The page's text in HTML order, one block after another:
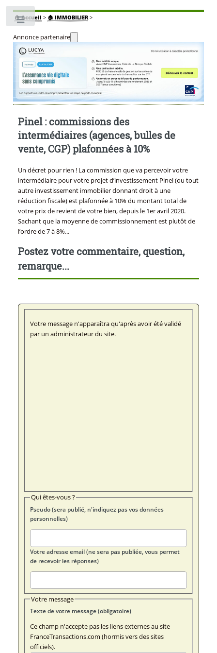
🏠Accueil > 🏠 IMMOBILIER>
Annonce partenaire
Pinel : commissions des
intermédiaires (agences, bulles de
vente, CGP) plafonnées à 10%
Un décret pour rien ! La commission que va percevoir votre
intermédiaire pour votre projet d’investissement Pinel (ou tout
autre investissement immobilier donnant droit à une
réduction fiscale) est plafonnée à 10% du montant total de
votre prix de revient de votre bien, depuis le 1er avril 2020.
Sachant que la moyenne de commissionnement est plutôt de
l’ordre de 7 à 8%...
Postez votre commentaire, question,
remarque...
Votre message n'apparaîtra qu'après avoir été validé
par un administrateur du site.
Qui êtes-vous ?
Pseudo (sera publié, n'indiquez pas vos données
personnelles)
Votre adresse email (ne sera pas publiée, vous permet
de recevoir les réponses)
Votre message
Texte de votre message (obligatoire)
Ce champ n'accepte pas les liens externes au site
FranceTransactions.com (hormis vers des sites
officiels).
Toggle